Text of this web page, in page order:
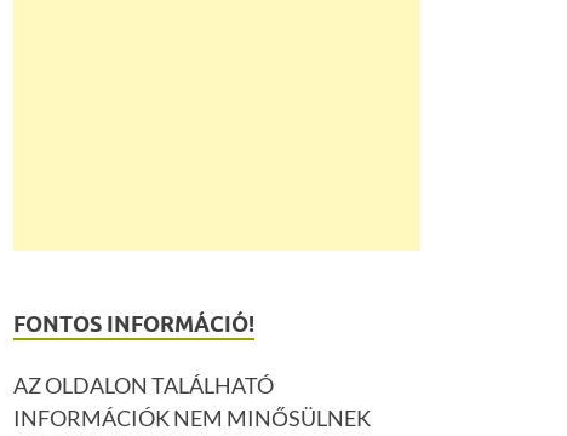
FONTOS INFORMÁCIÓ!
AZ OLDALON TALÁLHATÓ
INFORMÁCIÓK NEM MINŐSÜLNEK